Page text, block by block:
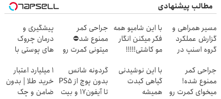
مطالب پیشنهادی
Image failed to
مسیر همراهی و
گزارش عملکرد
گروه اسنپ در
Image failed to
با این شامپو همه
فکر میکنن انگار
مو کاشتی!!!!!
Image failed to
جراحی کمر
ممنوع شد⛔
میتونی کمرت رو
کنی! 👈🏻
پرسش‌نامه
Image failed to
پیشگیری و
درمان چروک
های پوستی با
Image failed to
جراحی کمر
ممنوع شده!
میخوای کمرت رو
Image failed to
با این نوشیدنی
گیاهی کبدت
همیشه
Image failed to
load
گردونه شانس
بدون پوچ از PS5
تا آیفون17 و بیت
Image failed to
۱ میلیارد اعتبار
خرید طلا | بدون
ضامن و چک